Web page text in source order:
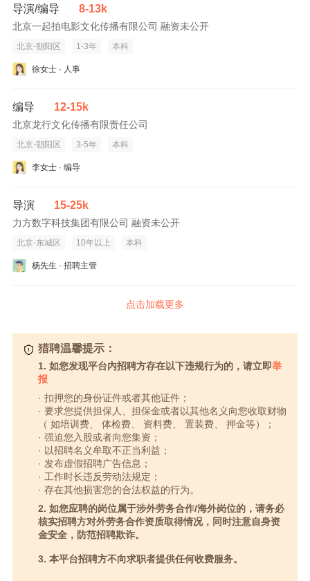
导演/编导 8-13k
北京一起拍电影文化传播有限公司 融资未公开
北京-朝阳区 1-3年 本科
徐女士 · 人事
编导 12-15k
北京龙行文化传播有限责任公司
北京-朝阳区 3-5年 本科
李女士 · 编导
导演 15-25k
力方数字科技集团有限公司 融资未公开
北京-东城区 10年以上 本科
杨先生 · 招聘主管
点击加载更多
猎聘温馨提示：
1. 如您发现平台内招聘方存在以下违规行为的，请立即举
报
· 扣押您的身份证件或者其他证件；
· 要求您提供担保人、担保金或者以其他名义向您收取财物
（ 如培训费、 体检费、 资料费、 置装费、 押金等）；
· 强迫您入股或者向您集资；
· 以招聘名义牟取不正当利益；
· 发布虚假招聘广告信息；
· 工作时长违反劳动法规定；
· 存在其他损害您的合法权益的行为。
2. 如您应聘的岗位属于涉外劳务合作/海外岗位的，请务必
核实招聘方对外劳务合作资质取得情况，同时注意自身资
金安全，防范招聘欺诈。
3. 本平台招聘方不向求职者提供任何收费服务。